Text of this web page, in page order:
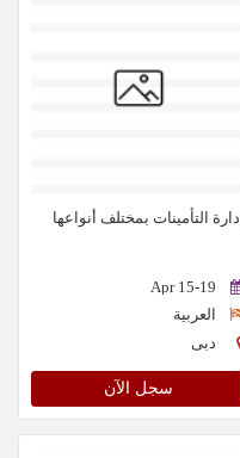
إدارة التأمينات بمختلف أنواعها
15-19 Apr
العربية
دبى
سجل الآن